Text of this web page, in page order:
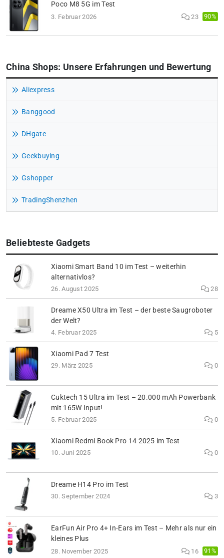
Poco M8 5G im Test
3. Februar 2026 23 90%
China Shops: Unsere Erfahrungen und Bewertung
Aliexpress
Banggood
DHgate
Geekbuying
Gshopper
TradingShenzhen
Beliebteste Gadgets
Xiaomi Smart Band 10 im Test – weiterhin
alternativlos?
26. August 2025 28
Dreame X50 Ultra im Test – der beste Saugroboter
der Welt?
4. Februar 2025 5
Xiaomi Pad 7 Test
29. März 2025 0
Cuktech 15 Ultra im Test – 20.000 mAh Powerbank
mit 165W Input!
5. Februar 2025 0
Xiaomi Redmi Book Pro 14 2025 im Test
10. Juni 2025 0
Dreame H14 Pro im Test
30. September 2024 3
EarFun Air Pro 4+ In-Ears im Test – Mehr als nur ein
kleines Plus
28. November 2025 16 91%